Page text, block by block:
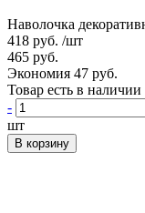
Наволочка
418 руб. /шт
465 руб.
Экономия 47 руб.
Товар есть в наличии
-
шт
В корзину